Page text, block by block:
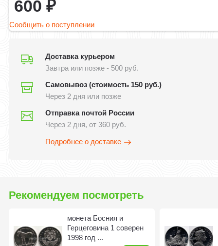
600₽
Сообщить о поступлении
Доставка курьером
Завтра или позже - 500 руб.
Самовывоз (стоимость 150 руб.)
Через 2 дня или позже
Отправка почтой России
Через 2 дня, от 360 руб.
Подробнее о доставке
Рекомендуем посмотреть
монета Босния и
Герцеговина 1 соверен
1998 год ...